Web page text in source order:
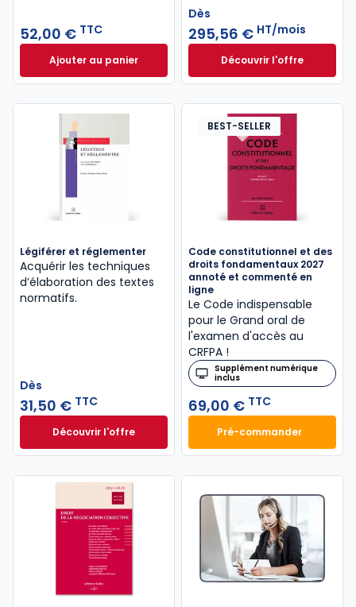
52,00 € TTC
Ajouter au panierDroit du travail 2025/2026. 38e éd. à 52,00 € TTC
Dès
295,56 € HT/mois
Découvrir l'offre
Navis Social à
Dès
Légiférer et réglementer
Acquérir les techniques
d’élaboration des textes
normatifs.
Dès
31,50 € TTC
Découvrir l'offreLégiférer et réglementer à partir de
Dès
BEST-SELLER
Code constitutionnel et des
droits fondamentaux 2027
annoté et commenté en
ligne
Le Code indispensable
pour le Grand oral de
l'examen d'accès au
CRFPA !
Supplément numérique
inclus
69,00 € TTC
Pré-commander
Code